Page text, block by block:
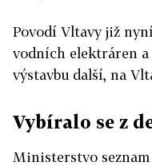
Povodí Vltavy již
vodních elektráren a
výstavbu další, na
Vybíralo se z
Ministerstvo